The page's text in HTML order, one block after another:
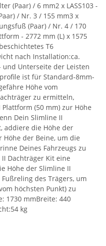
(Paar) / 6 mm2 x LASS103 -
/ Nr. 3 / 155 mm3 x
(Paar) / Nr. 4 / 170
- 2772 mm (L) x 1575
T6
nach Installation:ca.
und Unterseite der Leisten
ist für Standard-8mm-
Höhe vom
zu ermitteln,
(50 mm) zur Höhe
Dein Slimline II
addiere die Höhe der
Höhe der Beine, um die
Deines Fahrzeugs zu
Dachträger Kit eine
Höhe der Slimline II
des Trägers, um
höchsten Punkt) zu
1730 mmBreite: 440
kg